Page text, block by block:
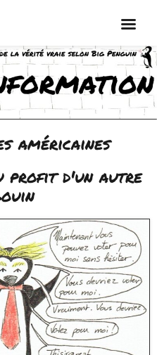
américaines
profit d'un autre